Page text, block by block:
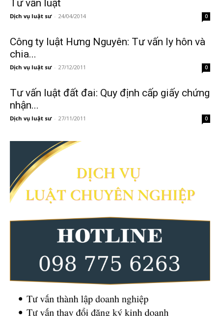
Tư vấn luật
Dịch vụ luật sư - 24/04/2014 0
Công ty luật Hưng Nguyên: Tư vấn ly hôn và
chia...
Dịch vụ luật sư - 27/12/2011 0
Tư vấn luật đất đai: Quy định cấp giấy chứng
nhận...
Dịch vụ luật sư - 27/11/2011 0